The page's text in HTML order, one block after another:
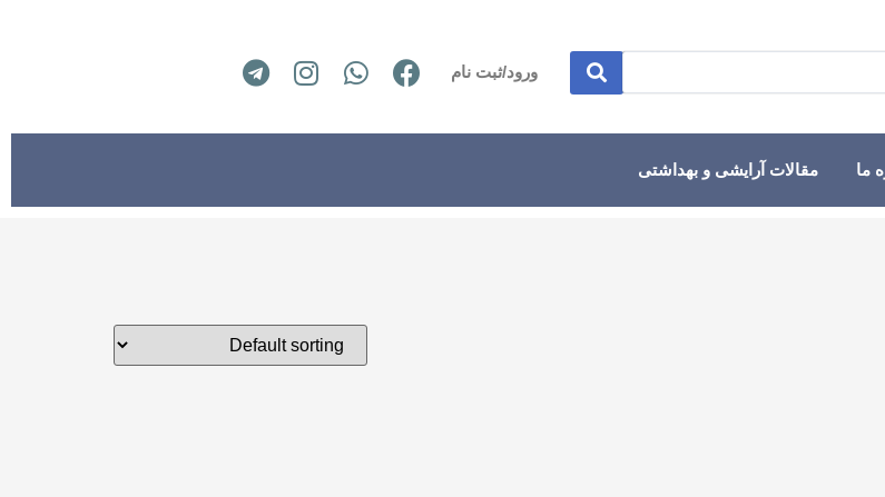
ورود/ثبت نام
ما مقالات آرایشی و بهداشتی